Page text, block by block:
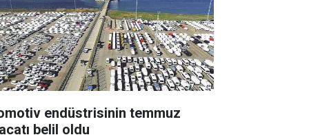
endüstrisinin temmuz
belil oldu